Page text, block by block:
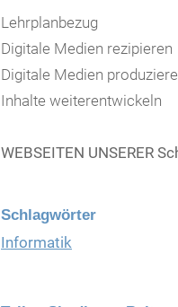
Lehrplanbezug
Digitale Medien rezipieren
Digitale Medien
Inhalte weiterentwickeln
WEBSEITEN UNSERER
Schlagwörter
Informatik